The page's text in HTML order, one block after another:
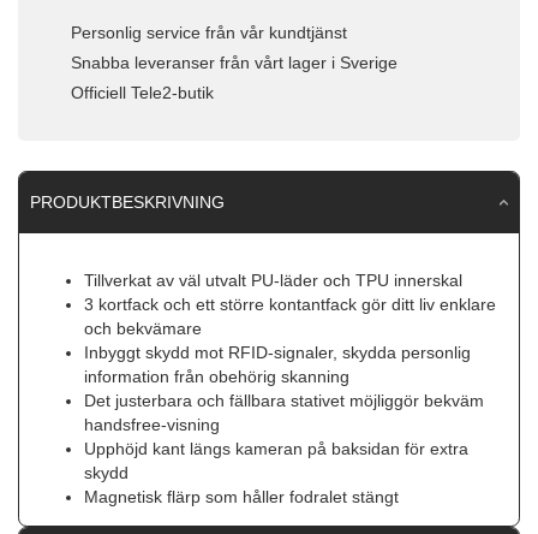
Personlig service från vår kundtjänst
Snabba leveranser från vårt lager i Sverige
Officiell Tele2-butik
PRODUKTBESKRIVNING
Tillverkat av väl utvalt PU-läder och TPU innerskal
3 kortfack och ett större kontantfack gör ditt liv enklare
och bekvämare
Inbyggt skydd mot RFID-signaler, skydda personlig
information från obehörig skanning
Det justerbara och fällbara stativet möjliggör bekväm
handsfree-visning
Upphöjd kant längs kameran på baksidan för extra
skydd
Magnetisk flärp som håller fodralet stängt